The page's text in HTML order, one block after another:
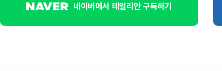
네이버에서 데일리안 구독하기